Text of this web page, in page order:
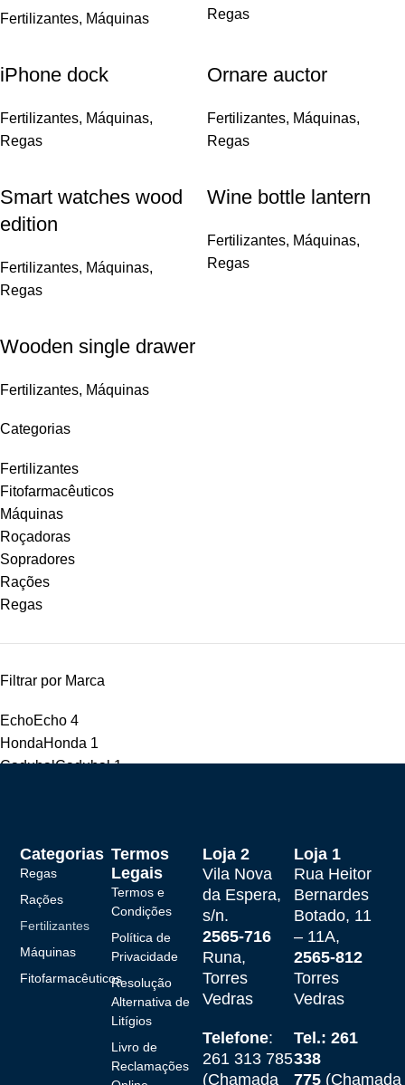
Categorias
Fertilizantes
Fitofarmacêuticos
Máquinas
Roçadoras
Sopradores
Rações
Regas
Filtrar por Marca
EchoEcho 4
HondaHonda 1
CadubalCadubal 1
Fertilizantes, Máquinas
Regas
iPhone dock
Fertilizantes, Máquinas,
Regas
Ornare auctor
Fertilizantes, Máquinas,
Regas
Smart watches wood
edition
Fertilizantes, Máquinas,
Regas
Wine bottle lantern
Fertilizantes, Máquinas,
Regas
Wooden single drawer
Fertilizantes, Máquinas
Loja 1
Rua Heitor
Bernardes
Botado, 11
– 11A,
2565-812
Torres
Vedras
Tel.: 261
338
775(Chamada
Loja 2
Vila Nova
da Espera,
s/n.
2565-716
Runa,
Torres
Vedras
Telefone:
261 313 785
(Chamada
Termos
Legais
Termos e
Condições
Política de
Privacidade
Resolução
Alternativa de
Litígios
Livro de
Reclamações
Categorias
Regas
Rações
Fertilizantes
Máquinas
Fitofarmacêuticos